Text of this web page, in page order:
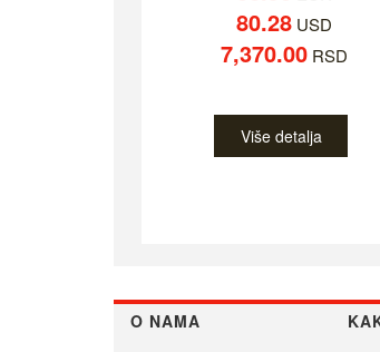
80.28USD
7,370.00RSD
Više detalja
O NAMA